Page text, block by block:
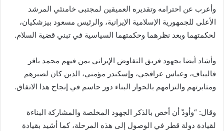
وأعرب عن احترامه وتقديره العميقين لمجتبى خامنئي المرشد
الأعلى للجمهورية الإسلامية الإيرانية، والرئيس مسعود بيزشكيان،
لحكمتهما وبعد نظرهما وحكمتهما السياسية في تبني قضية السلام.
وأشاد أيضا بجهود فريق التفاوض الإيراني بمن فيهم محمد باقر
قاليباف، وعباس عراقجي، وإسكندر مؤمني، الذين كان لصبرهم
ومثابرتهم والتزامهم بالحوار البناء دور حاسم في إنجاح هذا الاتفاق.
وقال: “وأودّ أن أخص بالذكر الجهود المخلصة والمشاركة البناءة
لقيادة دولة قطر في الوصول إلى هذه المرحلة، كما أشيد بقيادة